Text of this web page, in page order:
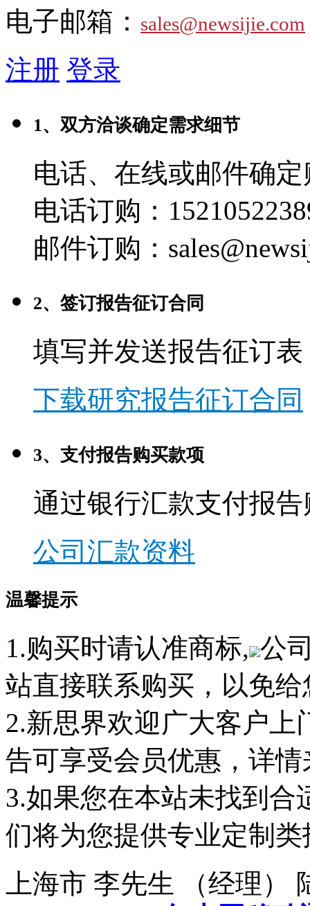
电子邮箱： sales@newsijie.com
注册 登录
1、双方洽谈确定需求细节
电话、在线或邮件确
电话订购：
邮件订购：
2、签订报告征订合同
填写并发送报告征订表
下载研究报告征订合同
3、支付报告购买款项
通过银行汇款支付报
公司汇款资料
温馨提示
1.购买时请认准商标, 公
站直接联系购买，以免
2.新思界欢迎广大客户
告可享受会员优惠，详
3.如果您在本站未找到
们将为您提供专业定制类
上海市 李先生 （经理）